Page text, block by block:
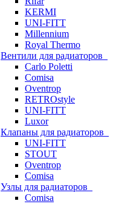
KERMI
UNI-FITT
Millennium
Royal Thermo
Вентили для радиаторов
Carlo Poletti
Comisa
Oventrop
RETROstyle
UNI-FITT
Luxor
Клапаны для радиаторов
UNI-FITT
STOUT
Oventrop
Comisa
Узлы для радиаторов
Comisa